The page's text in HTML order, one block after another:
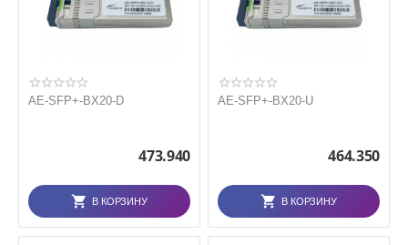
AE-SFP+-BX20-D
473.940
В КОРЗИНУ
AE-SFP+-BX20-U
464.350
В КОРЗИНУ